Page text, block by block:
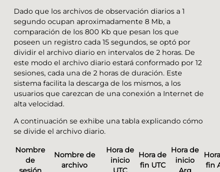
Dado que los archivos de observación diarios a 1
segundo ocupan aproximadamente 8 Mb, a
comparación de los 800 Kb que pesan los que
poseen un registro cada 15 segundos, se optó por
dividir el archivo diario en intervalos de 2 horas. De
este modo el archivo diario estará conformado por 12
sesiones, cada una de 2 horas de duración. Este
sistema facilita la descarga de los mismos, a los
usuarios que carezcan de una conexión a Internet de
alta velocidad.
A continuación se exhibe una tabla explicando cómo
se divide el archivo diario.
Nombre
de
Nombre de
archivo
Hora de
inicio
Hora de
fin UTC
Hora de
inicio
fin